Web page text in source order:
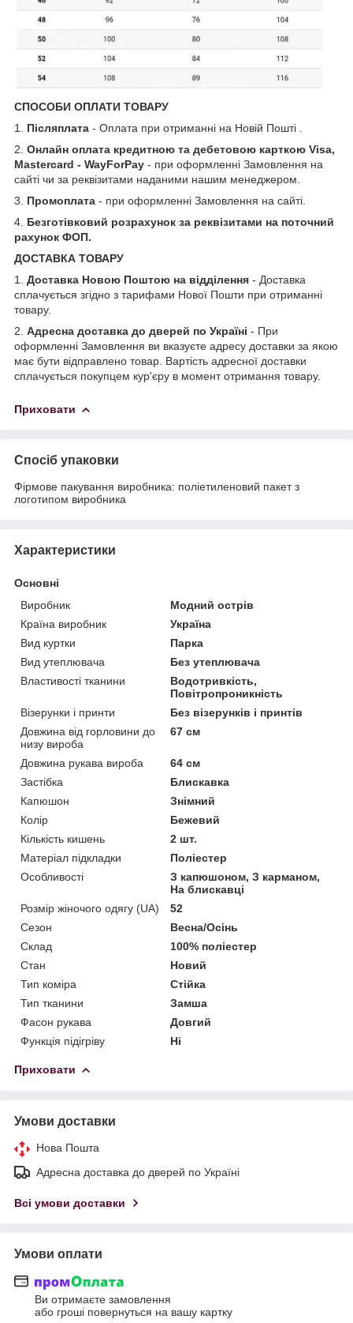
СПОСОБИ ОПЛАТИ ТОВАРУ
1. Післяплата - Оплата при отриманні на Новій Пошті .
2. Онлайн оплата кредитною та дебетовою карткою Visa,
Mastercard - WayForPay - при оформленні Замовлення на
сайті чи за реквізитами наданими нашим менеджером.
3. Промоплата - при оформленні Замовлення на сайті.
4. Безготівковий розрахунок за реквізитами на поточний
рахунок ФОП.
ДОСТАВКА ТОВАРУ
1.
Доставка Новою Поштою на відділення - Доставка
сплачується згідно з тарифами Нової Пошти при отриманні
товару.
2. Адресна доставка до дверей по Україні - При
оформленні Замовлення ви вказуєте адресу доставки за якою
має бути відправлено товар. Вартість адресної доставки
сплачується покупцем кур'єру в момент отримання товару.
Приховати
Спосіб упаковки
Фірмове пакування виробника: поліетиленовий пакет з
логотипом виробника
Характеристики
Основні
Виробник
Модний острів
Країна виробник
Україна
Вид куртки
Парка
Вид утеплювача
Без утеплювача
Властивості тканини
Водотривкість,
Повітропроникність
Візерунки і принти
Без візерунків і принтів
Довжина від горловини до
низу вироба
67 см
Довжина рукава вироба
64 см
Застібка
Блискавка
Капюшон
Знімний
Колір
Бежевий
Кількість кишень
2 шт.
Матеріал підкладки
Поліестер
Особливості
З капюшоном, З карманом,
На блискавці
Розмір жіночого одягу (UA)
52
Сезон
Весна/Осінь
Склад
100% поліестер
Стан
Новий
Тип коміра
Стійка
Тип тканини
Замша
Фасон рукава
Довгий
Функція підігріву
Ні
Приховати
Умови доставки
Нова Пошта
Адресна доставка до дверей по Україні
Всі умови доставки
Умови оплати
Ви отримаєте замовлення
або гроші повернуться на вашу картку